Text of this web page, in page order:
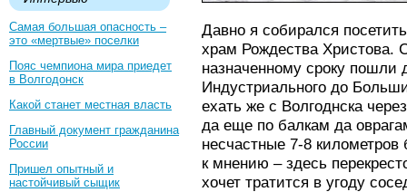
Самая большая опасность –
это «мертвые» поселки
Пояс чемпиона мира приедет
в Волгодонск
Какой станет местная власть
Главный документ гражданина
России
Пришел опытный и
настойчивый сыщик
Давно я собирался
храм Рождества Христова.
назначенному сроку пошли
Индустриального до
ехать же с Волгоднска
да еще по балкам да
несчастные 7-8
к мнению – здесь
хочет тратится в угоду